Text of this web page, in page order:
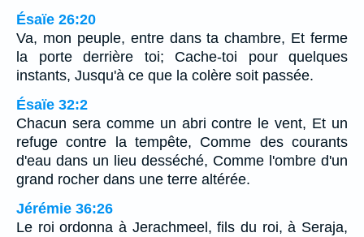
Ésaïe 26:20
Va, mon peuple, entre dans ta chambre, Et ferme
la porte derrière toi; Cache-toi pour quelques
instants, Jusqu'à ce que la colère soit passée.
Ésaïe 32:2
Chacun sera comme un abri contre le vent, Et un
refuge contre la tempête, Comme des courants
d'eau dans un lieu desséché, Comme l'ombre d'un
grand rocher dans une terre altérée.
Jérémie 36:26
Le roi ordonna à Jerachmeel, fils du roi, à Seraja,